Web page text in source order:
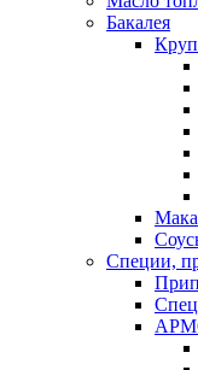
Бакалея
Специи,